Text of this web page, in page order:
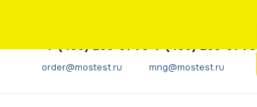
+7 (495) 266-61-73
order@mostest.ru
+7 (495) 266-61-73
mng@mostest.ru